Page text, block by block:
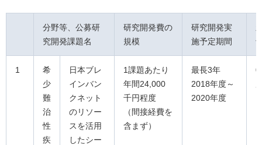
分野等、公募研
究開発課題名
研究開発費の
規模
研究開発実
施予定期間
1
希
少
難
治
性
疾
日本ブレ
インバン
クネット
のリソー
スを活用
したシー
1課題あたり
年間24,000
千円程度
（間接経費を
含まず）
最長3年
2018年度～
2020年度
0